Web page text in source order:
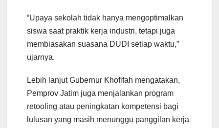
“Upaya sekolah tidak hanya mengoptimalkan
siswa saat praktik kerja industri, tetapi juga
membiasakan suasana DUDI setiap waktu,”
ujarnya.
Lebih lanjut Gubernur Khofifah mengatakan,
Pemprov Jatim juga menjalankan program
retooling atau peningkatan kompetensi bagi
lulusan yang masih menunggu panggilan kerja